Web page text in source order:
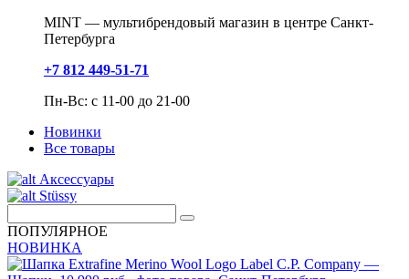
MINT — мультибрендовый магазин в центре Санкт-
Петербурга
+7 812 449-51-71
Пн-Вс: с 11-00 до 21-00
Новинки
Все товары
Аксессуары
Stüssy
ПОПУЛЯРНОЕ
НОВИНКА